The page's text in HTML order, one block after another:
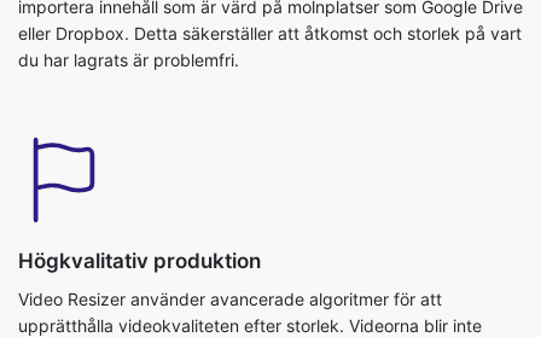
du har lagrats är problemfri.
Högkvalitativ produktion
Video Resizer använder avancerade algoritmer för att
upprätthålla videokvaliteten efter storlek. Videorna blir inte
förvrängda eftersom upplösningen och bildförhållandet är
perfekt justerade. De storleksade videorna kommer att vara